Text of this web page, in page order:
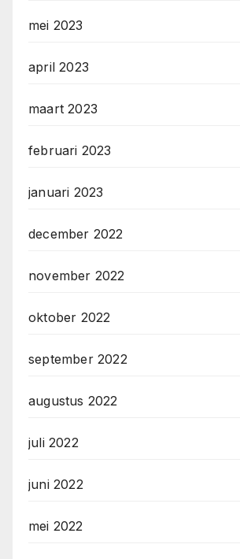
mei 2023
april 2023
maart 2023
februari 2023
januari 2023
december 2022
november 2022
oktober 2022
september 2022
augustus 2022
juli 2022
juni 2022
mei 2022